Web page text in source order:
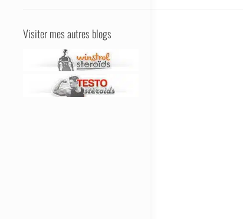
Visiter mes autres blogs